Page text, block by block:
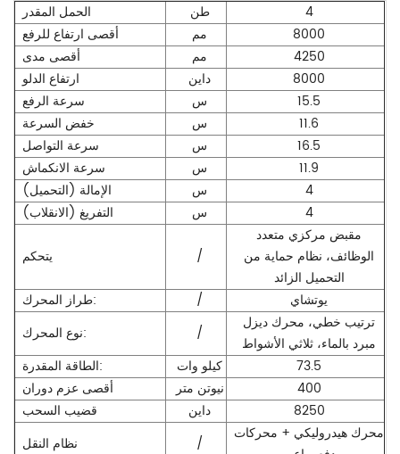
الحمل المقدر
طن
4
أقصى ارتفاع للرفع
مم
8000
أقصى مدى
مم
4250
ارتفاع الدلو
داين
8000
سرعة الرفع
س
15.5
خفض السرعة
س
11.6
سرعة التواصل
س
16.5
سرعة الانكماش
س
11.9
الإمالة (التحميل)
س
4
التفريغ (الانقلاب)
س 4
يتحكم /
مقبض مركزي متعدد
الوظائف، نظام حماية من
التحميل الزائد
طراز المحرك:
/
يوتشاي
نوع المحرك:
/
ترتيب خطي، محرك ديزل
مبرد بالماء، ثلاثي الأشواط
الطاقة المقدرة:
كيلو وات
73.5
أقصى عزم دوران
نيوتن متر
400
قضيب السحب
داين
8250
نظام النقل
/
محرك هيدروليكي + محركات